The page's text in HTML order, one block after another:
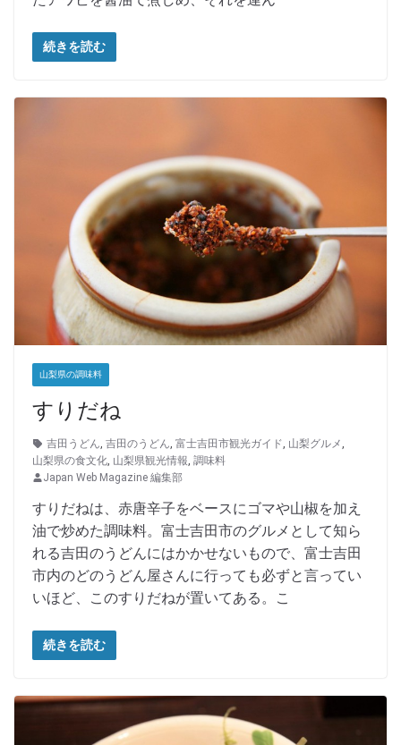
続きを読む
山梨県の調味料
すりだね
吉田うどん 吉田のうどん 富士吉田市観光ガイド 山梨グルメ
山梨県の食文化 山梨県観光情報 調味料
Japan Web Magazine 編集部
すりだねは、赤唐辛子をベースにゴマや山椒を加え
油で炒めた調味料。富士吉田市のグルメとして知ら
れる吉田のうどんにはかかせないもので、富士吉田
市内のどのうどん屋さんに行っても必ずと言ってい
いほど、このすりだねが置いてある。こ
続きを読む